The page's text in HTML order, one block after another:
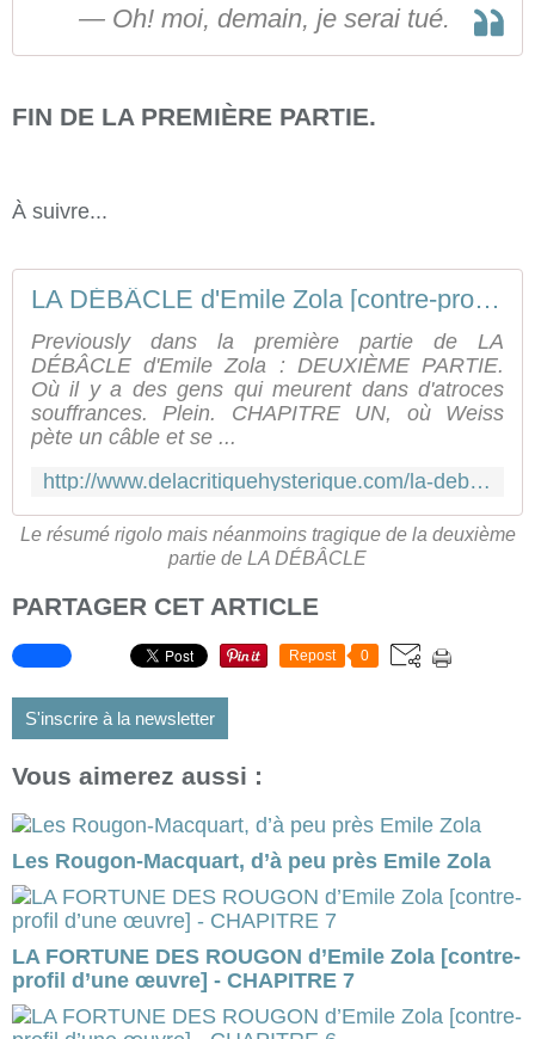
— Oh! moi, demain, je serai tué.
FIN DE LA PREMIÈRE PARTIE.
À suivre...
LA DÉBÂCLE d'Emile Zola [contre-profil d'une œuvre] #2
Previously dans la première partie de LA
DÉBÂCLE d'Emile Zola : DEUXIÈME PARTIE.
Où il y a des gens qui meurent dans d'atroces
souffrances. Plein. CHAPITRE UN, où Weiss
pète un câble et se ...
http://www.delacritiquehysterique.com/la-debacle-d-emile-zola-contre-profil-d-une-oeuvre-2
Le résumé rigolo mais néanmoins tragique de la deuxième
partie de LA DÉBÂCLE
PARTAGER CET ARTICLE
Repost 0
S'inscrire à la newsletter
Vous aimerez aussi :
Les Rougon-Macquart, d’à peu près Emile Zola
LA FORTUNE DES ROUGON d’Emile Zola [contre-
profil d’une œuvre] - CHAPITRE 7